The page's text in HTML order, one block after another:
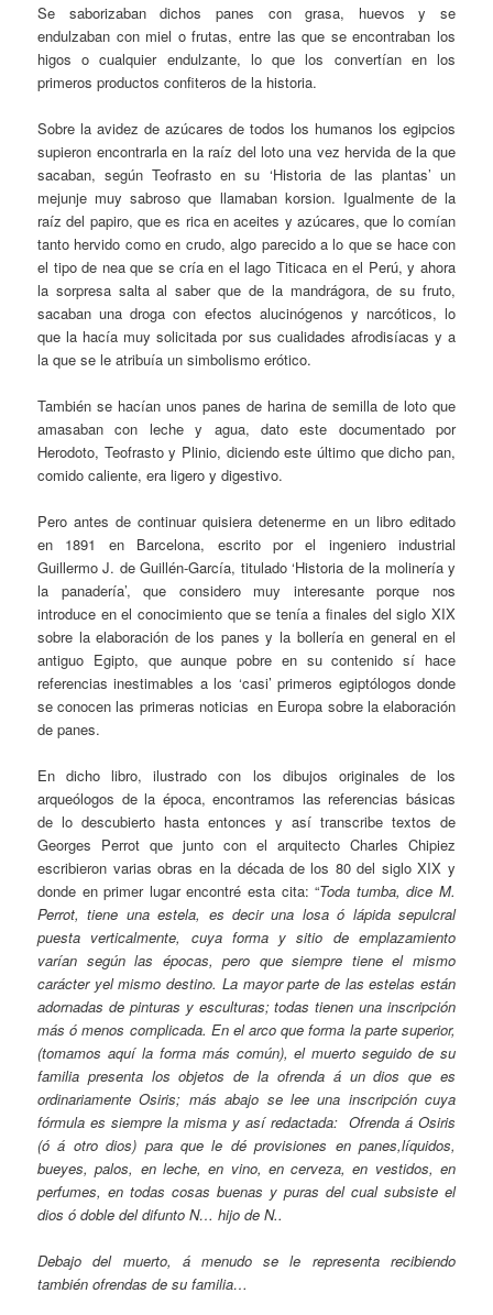
Se saborizaban dichos panes con grasa, huevos y se
endulzaban con miel o frutas, entre las que se encontraban los
higos o cualquier endulzante, lo que los convertían en los
primeros productos confiteros de la historia.
Sobre la avidez de azúcares de todos los humanos los egipcios
supieron encontrarla en la raíz del loto una vez hervida de la que
sacaban, según Teofrasto en su ‘Historia de las plantas’ un
mejunje muy sabroso que llamaban korsion. Igualmente de la
raíz del papiro, que es rica en aceites y azúcares, que lo comían
tanto hervido como en crudo, algo parecido a lo que se hace con
el tipo de nea que se cría en el lago Titicaca en el Perú, y ahora
la sorpresa salta al saber que de la mandrágora, de su fruto,
sacaban una droga con efectos alucinógenos y narcóticos, lo
que la hacía muy solicitada por sus cualidades afrodisíacas y a
la que se le atribuía un simbolismo erótico.
También se hacían unos panes de harina de semilla de loto que
amasaban con leche y agua, dato este documentado por
Herodoto, Teofrasto y Plinio, diciendo este último que dicho pan,
comido caliente, era ligero y digestivo.
Pero antes de continuar quisiera detenerme en un libro editado
en 1891 en Barcelona, escrito por el ingeniero industrial
Guillermo J. de Guillén-García, titulado ‘Historia de la molinería y
la panadería’, que considero muy interesante porque nos
introduce en el conocimiento que se tenía a finales del siglo XIX
sobre la elaboración de los panes y la bollería en general en el
antiguo Egipto, que aunque pobre en su contenido sí hace
referencias inestimables a los ‘casi’ primeros egiptólogos donde
se conocen las primeras noticias en Europa sobre la elaboración
de panes.
En dicho libro, ilustrado con los dibujos originales de los
arqueólogos de la época, encontramos las referencias básicas
de lo descubierto hasta entonces y así transcribe textos de
Georges Perrot que junto con el arquitecto Charles Chipiez
escribieron varias obras en la década de los 80 del siglo XIX y
donde en primer lugar encontré esta cita: “Toda tumba, dice M.
Perrot, tiene una estela, es decir una losa ó lápida sepulcral
puesta verticalmente, cuya forma y sitio de emplazamiento
varían según las épocas, pero que siempre tiene el mismo
carácter yelmismo destino. La mayor parte de las estelas están
adornadas de pinturas y esculturas; todas tienen una inscripción
más ó menos complicada. En el arco que forma la parte superior,
(tomamos aquí la forma más común), el muerto seguido de su
familia presenta los objetos de la ofrenda á un dios que es
ordinariamente Osiris; más abajo se lee una inscripción cuya
fórmula es siempre la misma y así redactada: Ofrenda á Osiris
(ó á otro dios) para que le dé provisiones en panes,líquidos,
bueyes, palos, en leche, en vino, en cerveza, en vestidos, en
perfumes, en todas cosas buenas y puras del cual subsiste el
dios ó doble del difunto N… hijo de N..
Debajo del muerto, á menudo se le representa recibiendo
también ofrendas de su familia…